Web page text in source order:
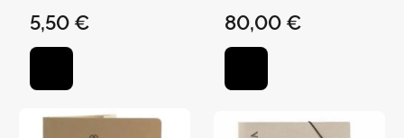
Burdeos
5,50 €
València" 32 X 23,5
80,00 €